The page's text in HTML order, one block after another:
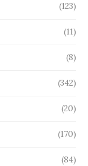
(123)
(11)
(8)
(342)
(20)
(170)
(84)